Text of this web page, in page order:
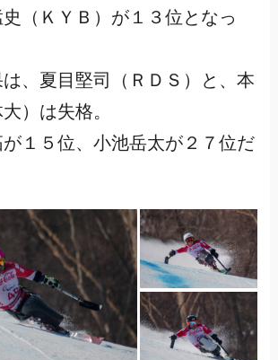
（ＫＹＢ）が１３位となっ
、夏目堅司（ＲＤＳ）と、本
）は失格。
１５位、小池岳太が２７位だ